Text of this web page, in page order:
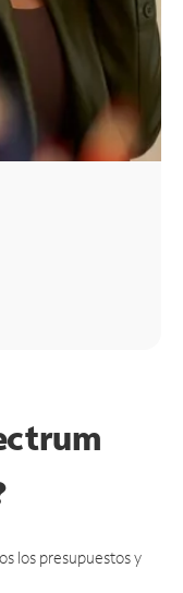
los presupuestos y